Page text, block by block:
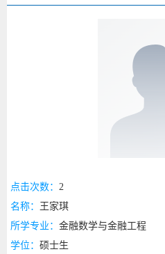
点击次数： 2
名称：
王家琪
所学专业： 金融数学与金融工程
学位： 硕士生